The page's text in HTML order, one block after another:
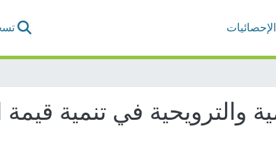
الإحصائيات
في تنمية قيمة